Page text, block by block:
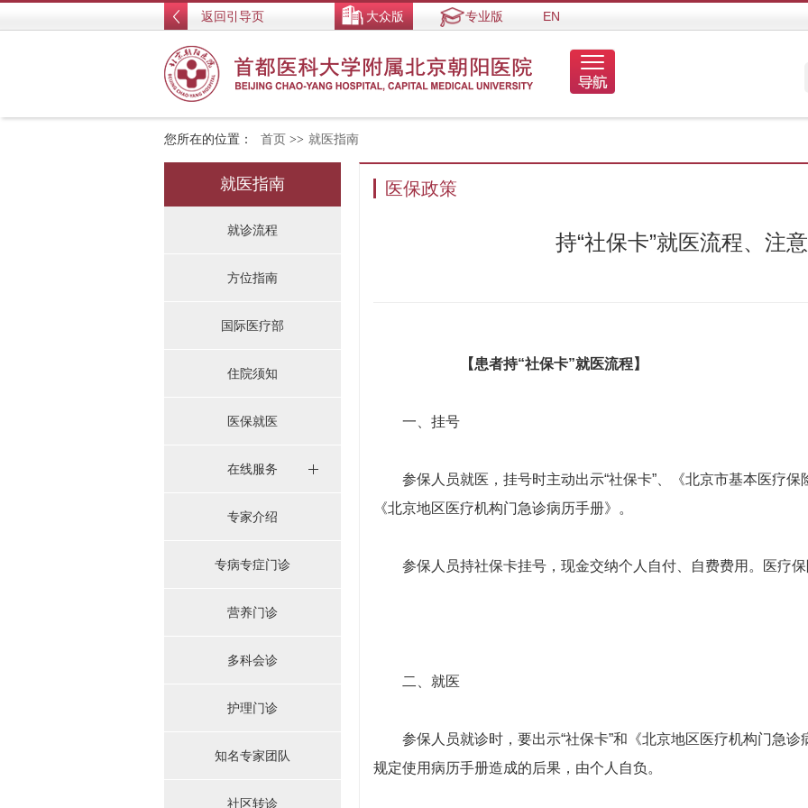
返回引导页 大众版 专业版 EN
您所在的位置： 首页 >> 就医指南
就医指南
就诊流程
方位指南
国际医疗部
住院须知
医保就医
在线服务
专家介绍
专病专症门诊
营养门诊
多科会诊
护理门诊
知名专家团队
社区转诊
医保政策
持“社保卡”就医流程、注
【患者持“社保卡”就医流程】
一、挂号
参保人员就医，挂号时主动出示“社保卡”、《北京市基本医疗保
《北京地区医疗机构门急诊病历手册》。
参保人员持社保卡挂号，现金交纳个人自付、自费费用。医疗保
二、就医
参保人员就诊时，要出示“社保卡”和《北京地区医疗机构门急诊
规定使用病历手册造成的后果，由个人自负。